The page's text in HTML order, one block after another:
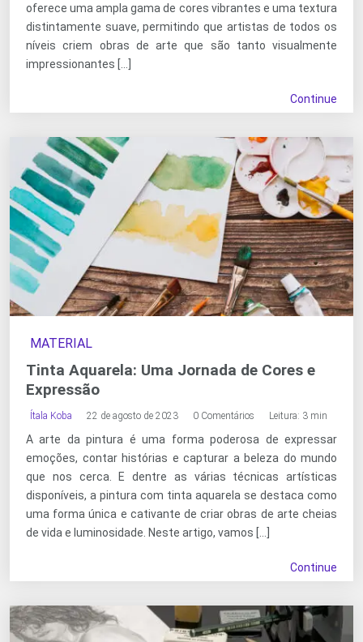
oferece uma ampla gama de cores vibrantes e uma textura
distintamente suave, permitindo que artistas de todos os
níveis criem obras de arte que são tanto visualmente
impressionantes […]
Continue
MATERIAL
Tinta Aquarela: Uma Jornada de Cores e
Expressão
Ítala Koba 22 de agosto de 2023 0 Comentários Leitura: 3 min
A arte da pintura é uma forma poderosa de expressar
emoções, contar histórias e capturar a beleza do mundo
que nos cerca. E dentre as várias técnicas artísticas
disponíveis, a pintura com tinta aquarela se destaca como
uma forma única e cativante de criar obras de arte cheias
de vida e luminosidade. Neste artigo, vamos […]
Continue